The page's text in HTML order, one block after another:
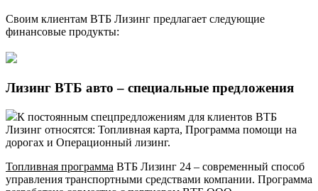
Своим клиентам ВТБ Лизинг предлагает следующие
финансовые продукты:
Лизинг ВТБ авто – специальные предложения
К постоянным спецпредложениям для клиентов ВТБ
Лизинг относятся: Топливная карта, Программа помощи на
дорогах и Операционный лизинг.
Топливная программа ВТБ Лизинг 24 – современный способ
управления транспортными средствами компании. Программа